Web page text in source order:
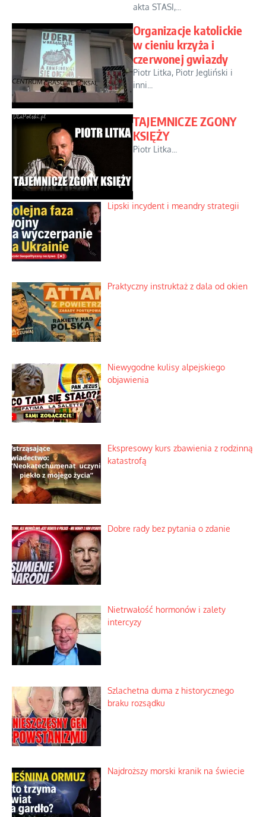
akta STASI,...
Organizacje katolickie
w cieniu krzyża i
czerwonej gwiazdy
Piotr Litka, Piotr Jegliński i
inni...
TAJEMNICZE ZGONY
KSIĘŻY
Piotr Litka...